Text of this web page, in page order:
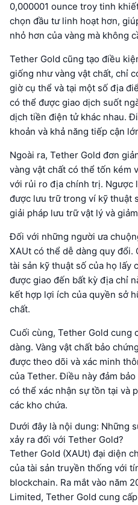
0,000001 ounce troy tinh
chọn đầu tư linh hoạt hơn,
nhỏ hơn của vàng mà không
Tether Gold cũng tạo điều
giống như vàng vật chất, chỉ
giờ cụ thể và tại một số địa
có thể được giao dịch suốt
dịch tiền điện tử khác nhau.
khoản và khả năng tiếp cận
Ngoài ra, Tether Gold đơn
vàng vật chất có thể tốn kém
với rủi ro địa chính trị. Ngược
được lưu trữ trong ví kỹ thuật
giải pháp lưu trữ vật lý và
Đối với những người ưa
XAUt có thể dễ dàng quy
tài sản kỹ thuật số của họ lấy
được giao đến bất kỳ địa chỉ
kết hợp lợi ích của quyền sở
chất.
Cuối cùng, Tether Gold cung
dàng. Vàng vật chất bảo
được theo dõi và xác minh
của Tether. Điều này đảm
có thể xác nhận sự tồn tại và
các kho chứa.
Dưới đây là nội dung: Những
xảy ra đối với Tether Gold?
Tether Gold (XAUt) đại diện
của tài sản truyền thống với
blockchain. Ra mắt vào năm
Limited, Tether Gold cung